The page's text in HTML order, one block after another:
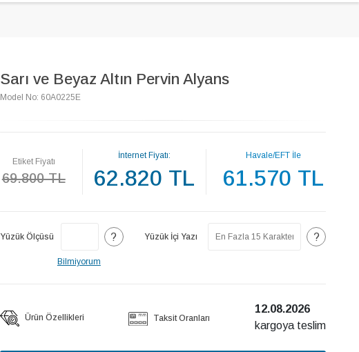
Sarı ve Beyaz Altın Pervin Alyans
Model No: 60A0225E
Etiket Fiyatı
69.800 TL
İnternet Fiyatı:
62.820 TL
Havale/EFT İle
61.570 TL
Yüzük Ölçüsü ?
Bilmiyorum
Yüzük İçi Yazı ?
Ürün Özellikleri Taksit Oranları
12.08.2026
kargoya teslim